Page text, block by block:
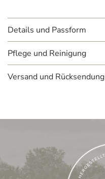
Details und Passform
Pflege und Reinigung
Versand und Rücksendung